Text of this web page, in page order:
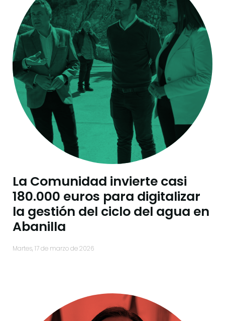
La Comunidad invierte casi
180.000 euros para digitalizar
la gestión del ciclo del agua en
Abanilla
martes, 17 de marzo de 2026